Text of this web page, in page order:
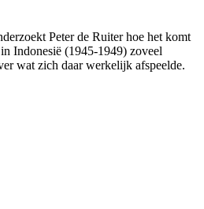
Peter de Ruiter hoe het komt
Indonesië (1945-1949) zoveel
wat zich daar werkelijk afspeelde.